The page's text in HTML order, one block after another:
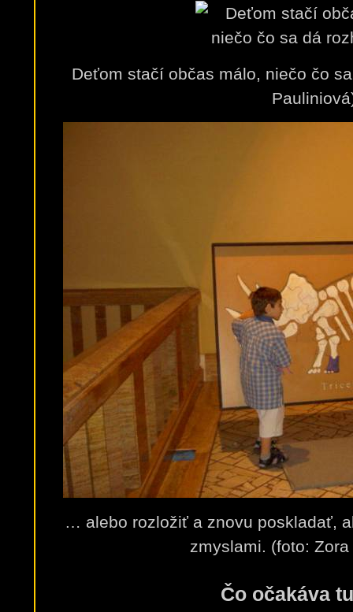
Deťom stačí občas málo, niečo čo
… alebo rozložiť a znovu poskladať,
zmyslami. (foto:
Čo očakáva